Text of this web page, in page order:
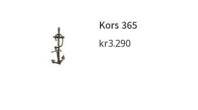
Kors 365
kr3.290